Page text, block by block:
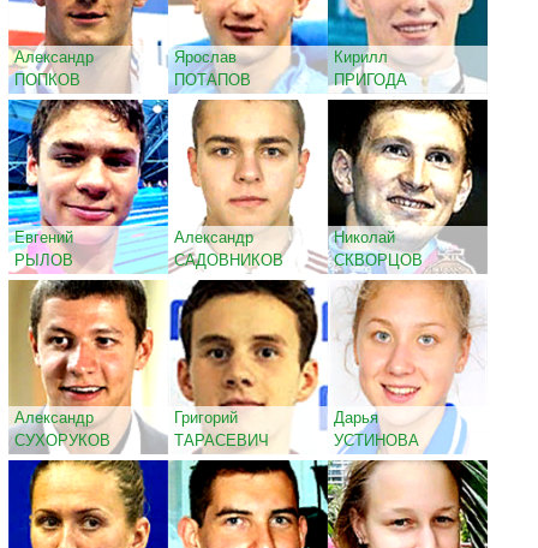
Александр
ПОПКОВ
Ярослав
ПОТАПОВ
Кирилл
ПРИГОДА
Евгений
РЫЛОВ
Александр
САДОВНИКОВ
Николай
СКВОРЦОВ
Александр
СУХОРУКОВ
Григорий
ТАРАСЕВИЧ
Дарья
УСТИНОВА